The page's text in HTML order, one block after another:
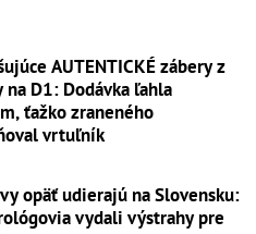
AUTENTICKÉ zábery z
na D1: Dodávka ľahla
ťažko zraneného
vrtuľník
opäť udierajú na Slovensku:
vydali výstrahy pre